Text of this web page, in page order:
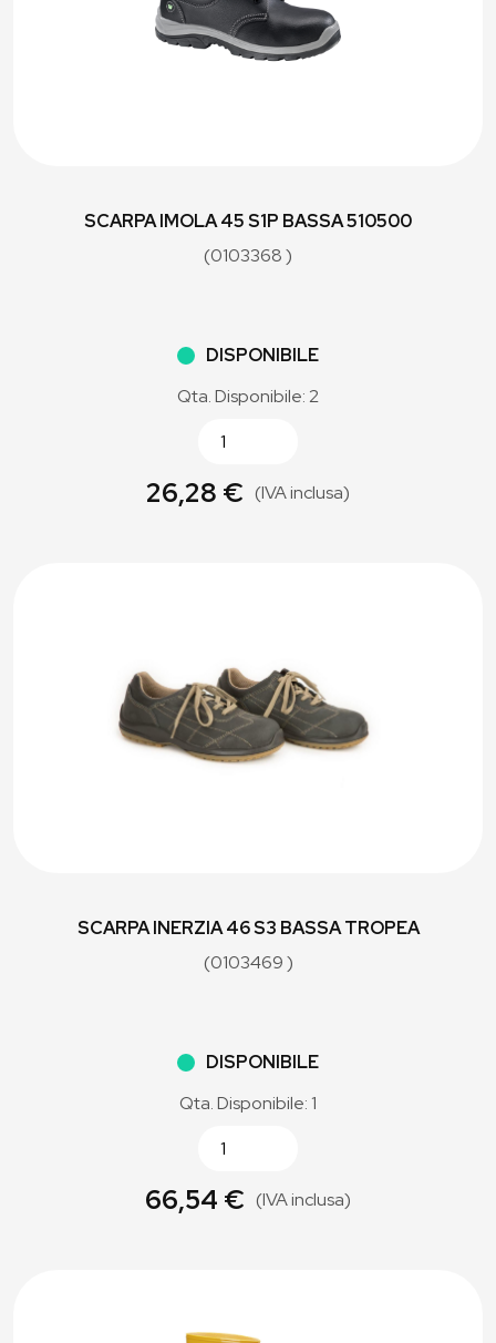
SCARPA IMOLA 45 S1P BASSA 510500
(0103368 )
DISPONIBILE
Qta. Disponibile: 2
26,28 € (IVA inclusa)
SCARPA INERZIA 46 S3 BASSA TROPEA
(0103469 )
DISPONIBILE
Qta. Disponibile: 1
66,54 € (IVA inclusa)